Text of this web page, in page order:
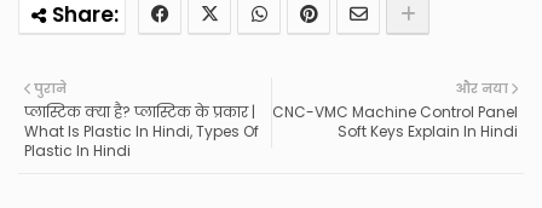
और नया
CNC-VMC Machine Control Panel
Soft Keys Explain In Hindi
पुराने
प्लास्टिक क्या है? प्लास्टिक के प्रकार |
What Is Plastic In Hindi, Types Of
Plastic In Hindi